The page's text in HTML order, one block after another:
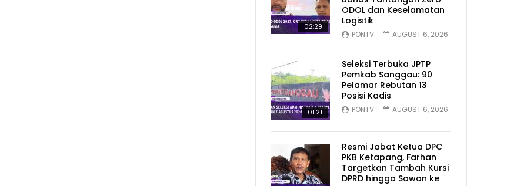
02:29
ODOL dan Keselamatan
Logistik
PONTV AUGUST 6, 2026
01:21
Seleksi Terbuka JPTP
Pemkab Sanggau: 90
Pelamar Rebutan 13
Posisi Kadis
PONTV AUGUST 6, 2026
Resmi Jabat Ketua DPC
PKB Ketapang, Farhan
Targetkan Tambah Kursi
DPRD hingga Sowan ke